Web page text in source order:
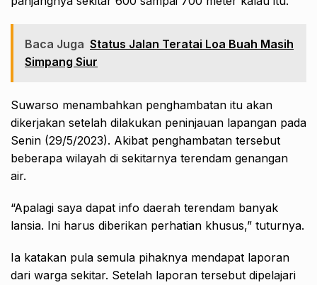
Baca Juga Status Jalan Teratai Loa Buah Masih
Simpang Siur
Suwarso menambahkan penghambatan itu akan
dikerjakan setelah dilakukan peninjauan lapangan pada
Senin (29/5/2023). Akibat penghambatan tersebut
beberapa wilayah di sekitarnya terendam genangan
air.
“Apalagi saya dapat info daerah terendam banyak
lansia. Ini harus diberikan perhatian khusus,” tuturnya.
Ia katakan pula semula pihaknya mendapat laporan
dari warga sekitar. Setelah laporan tersebut dipelajari